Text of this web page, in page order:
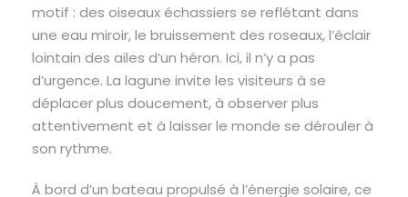
motif : des oiseaux échassiers se reflétant dans
une eau miroir, le bruissement des roseaux, l’éclair
lointain des ailes d’un héron. Ici, il n’y a pas
d’urgence. La lagune invite les visiteurs à se
déplacer plus doucement, à observer plus
attentivement et à laisser le monde se dérouler à
son rythme.
À bord d’un bateau propulsé à l’énergie solaire, ce